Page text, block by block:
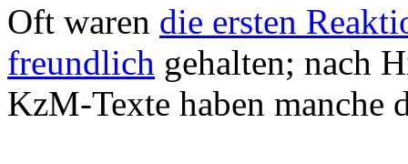
Oft waren die ersten
freundlich gehalten; nach
KzM-Texte haben manche